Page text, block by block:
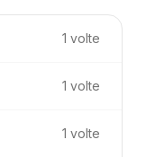
1 volte
1 volte
1 volte